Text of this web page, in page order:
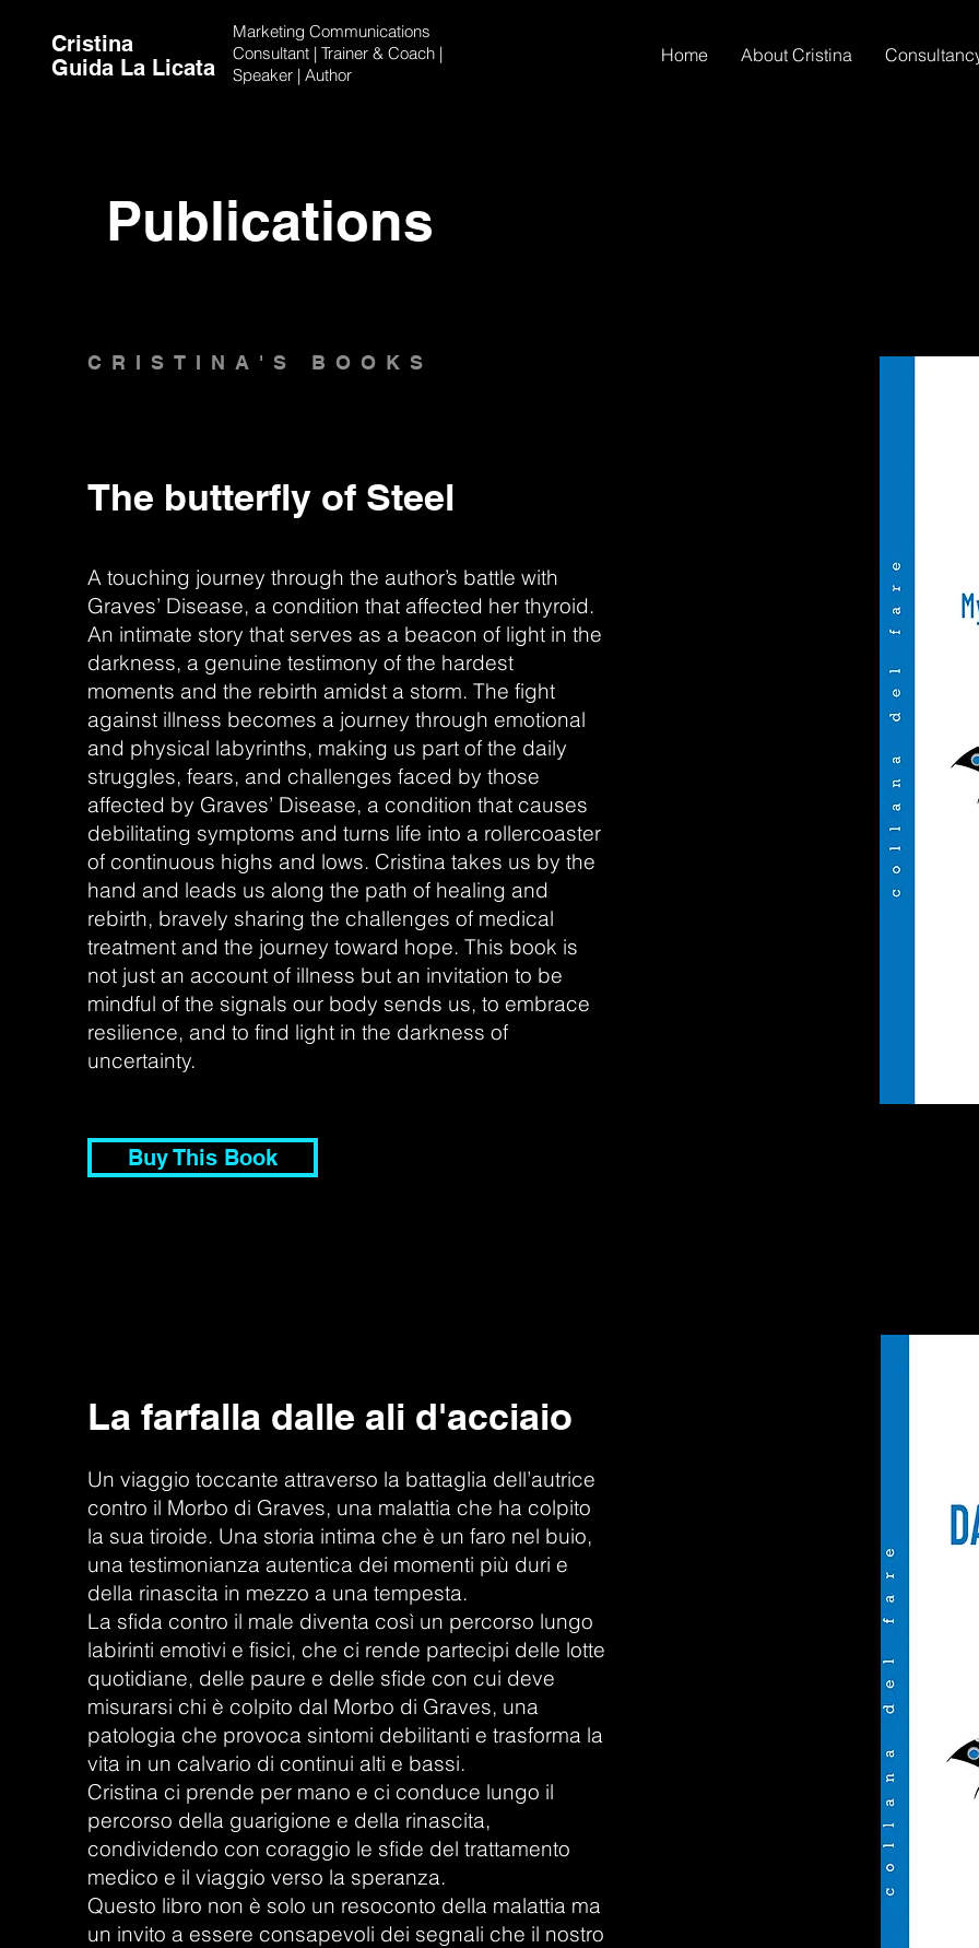
Cristina
Guida La Licata
Marketing Communications
Consultant | Trainer & Coach |
Speaker | Author
Home About Cristina
Publications
CRISTINA'S BOOKS
The butterfly of Steel
A touching journey through the author’s battle with
Graves’ Disease, a condition that affected her thyroid.
An intimate story that serves as a beacon of light in the
darkness, a genuine testimony of the hardest
moments and the rebirth amidst a storm. The fight
against illness becomes a journey through emotional
and physical labyrinths, making us part of the daily
struggles, fears, and challenges faced by those
affected by Graves’ Disease, a condition that causes
debilitating symptoms and turns life into a rollercoaster
of continuous highs and lows. Cristina takes us by the
hand and leads us along the path of healing and
rebirth, bravely sharing the challenges of medical
treatment and the journey toward hope. This book is
not just an account of illness but an invitation to be
mindful of the signals our body sends us, to embrace
resilience, and to find light in the darkness of
uncertainty.
Buy This Book
La farfalla dalle ali d'acciaio
Un viaggio toccante attraverso la battaglia dell’autrice
contro il Morbo di Graves, una malattia che ha colpito
la sua tiroide. Una storia intima che è un faro nel buio,
una testimonianza autentica dei momenti più duri e
della rinascita in mezzo a una tempesta.
La sfida contro il male diventa così un percorso lungo
labirinti emotivi e fisici, che ci rende partecipi delle lotte
quotidiane, delle paure e delle sfide con cui deve
misurarsi chi è colpito dal Morbo di Graves, una
patologia che provoca sintomi debilitanti e trasforma la
vita in un calvario di continui alti e bassi.
Cristina ci prende per mano e ci conduce lungo il
percorso della guarigione e della rinascita,
condividendo con coraggio le sfide del trattamento
medico e il viaggio verso la speranza.
Questo libro non è solo un resoconto della malattia ma
un invito a essere consapevoli dei segnali che il nostro